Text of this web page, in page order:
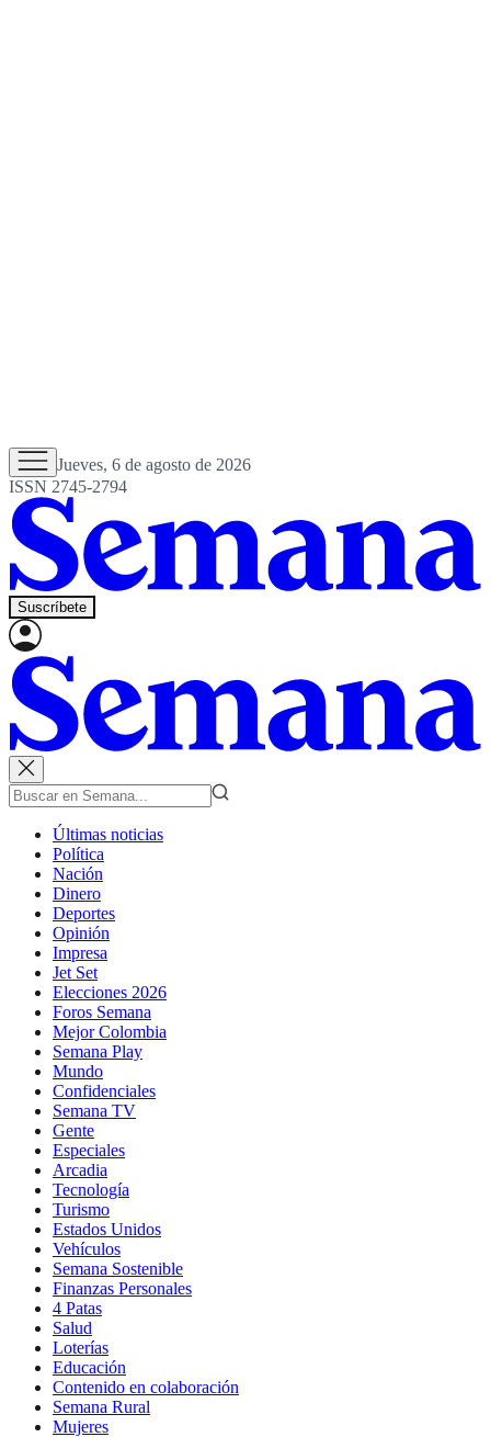
Jueves, 6 de agosto de 2026
ISSN 2745-2794
Suscríbete
Últimas noticias
Política
Nación
Dinero
Deportes
Opinión
Impresa
Jet Set
Elecciones 2026
Foros Semana
Mejor Colombia
Semana Play
Mundo
Confidenciales
Semana TV
Gente
Especiales
Arcadia
Tecnología
Turismo
Estados Unidos
Vehículos
Semana Sostenible
Finanzas Personales
4 Patas
Salud
Loterías
Educación
Contenido en colaboración
Semana Rural
Mujeres